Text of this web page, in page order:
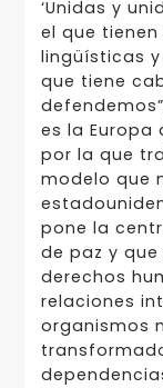
‘Unidas y
el que
lingüísticas
que tiene
es la Europa
por la que
modelo que
pone la
de paz y
derechos
relaciones
organismos